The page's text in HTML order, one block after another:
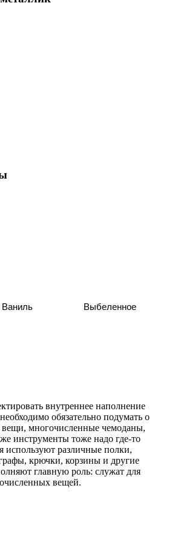
Ваниль Выбеленное
внутреннее наполнение
обязательно подумать о
вещи, многочисленные чемоданы,
инструменты тоже надо где-то
используют различные полки,
крючки, корзины и другие
главную роль: служат для
вещей.